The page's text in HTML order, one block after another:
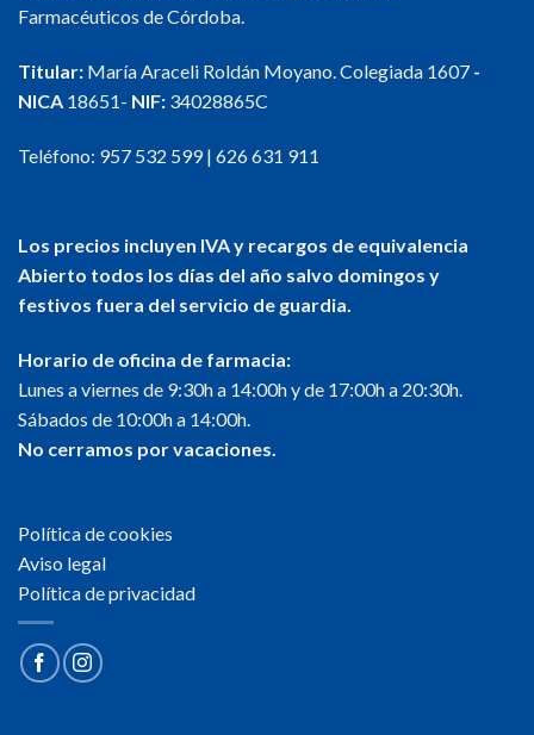
Farmacéuticos de Córdoba.
Titular: María Araceli Roldán Moyano. Colegiada 1607 -
NICA 18651- NIF: 34028865C
Teléfono: 957 532 599| 626 631 911
Los precios incluyen IVA y recargos de equivalencia
Abierto todos los días del año salvo domingos y
festivos fuera del servicio de guardia.
Horario de oficina de farmacia:
Lunes a viernes de 9:30h a 14:00h y de 17:00h a 20:30h.
Sábados de 10:00h a 14:00h.
No cerramos por vacaciones.
Política de cookies
Aviso legal
Política de privacidad